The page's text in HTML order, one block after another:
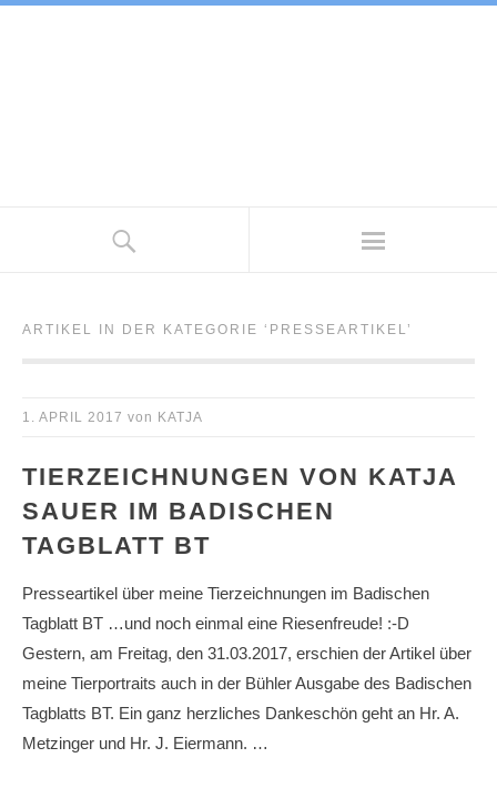
ARTIKEL IN DER KATEGORIE ‘ PRESSEARTIKEL’
1. APRIL 2017 von KATJA
TIERZEICHNUNGEN VON KATJA
SAUER IM BADISCHEN
TAGBLATT BT
Presseartikel über meine Tierzeichnungen im Badischen
Tagblatt BT …und noch einmal eine Riesenfreude! :-D
Gestern, am Freitag, den 31.03.2017, erschien der Artikel über
meine Tierportraits auch in der Bühler Ausgabe des Badischen
Tagblatts BT. Ein ganz herzliches Dankeschön geht an Hr. A.
Metzinger und Hr. J. Eiermann. …